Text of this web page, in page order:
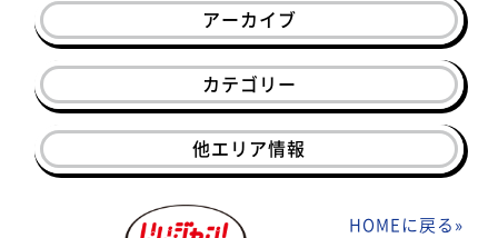
アーカイブ
カテゴリー
他エリア情報
HOMEに戻る»